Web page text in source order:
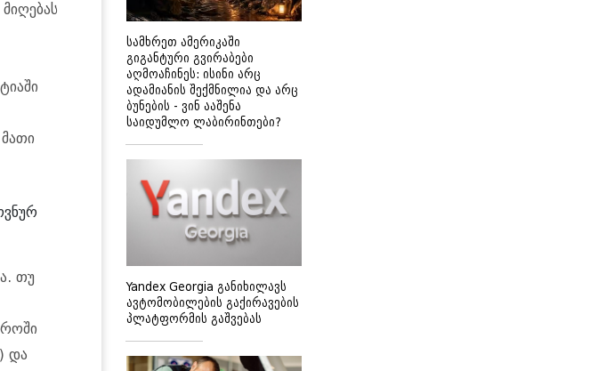
თუ
და
სამხრეთ ამერიკაში
გიგანტური გვირაბები
აღმოაჩინეს: ისინი არც
ადამიანის შექმნილია და არც
ბუნების - ვინ ააშენა
საიდუმლო ლაბირინთები?
Yandex Georgia განიხილავს
ავტომობილების გაქირავების
პლატფორმის გაშვებას